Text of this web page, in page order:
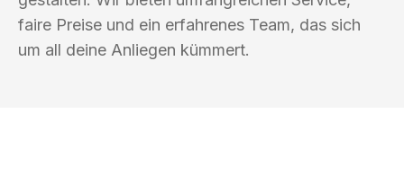
faire Preise und ein erfahrenes Team, das sich
um all deine Anliegen kümmert.